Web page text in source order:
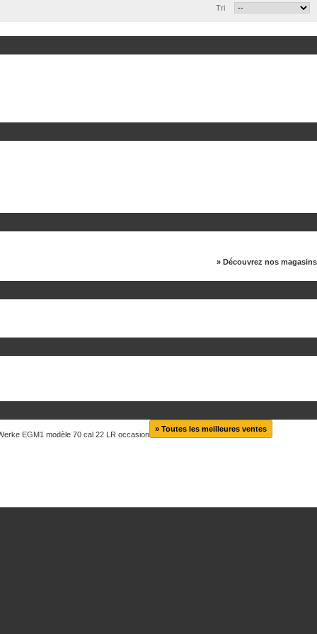
Tri
» Découvrez nos magasins
EGM1 modèle 70 cal 22 LR occasion
» Toutes les meilleures ventes